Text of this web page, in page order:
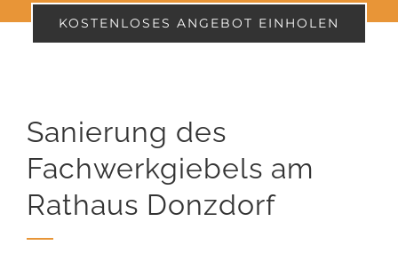
KOSTENLOSES ANGEBOT EINHOLEN
Sanierung des
Fachwerkgiebels am
Rathaus Donzdorf